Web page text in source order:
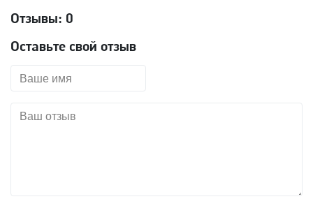
Отзывы: 0
Оставьте свой отзыв